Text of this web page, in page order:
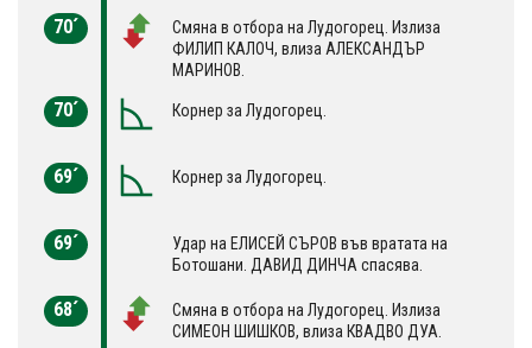
70´
Смяна в отбора на Лудогорец. Излиза
ФИЛИП КАЛОЧ, влиза АЛЕКСАНДЪР
МАРИНОВ.
70´ Корнер за Лудогорец.
69´ Корнер за Лудогорец.
69´
Удар на ЕЛИСЕЙ СЪРОВ във вратата на
Ботошани. ДАВИД ДИНЧА спасява.
68´
Смяна в отбора на Лудогорец. Излиза
СИМЕОН ШИШКОВ, влиза КВАДВО ДУА.